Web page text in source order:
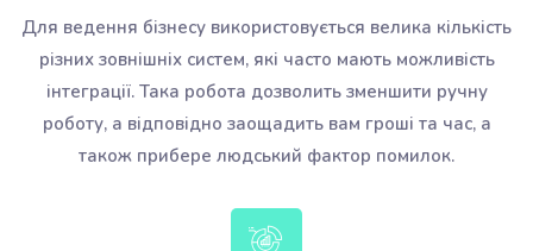
Для ведення бізнесу використовується велика кількість
різних зовнішніх систем, які часто мають можливість
інтеграції. Така робота дозволить зменшити ручну
роботу, а відповідно заощадить вам гроші та час, а
також прибере людський фактор помилок.